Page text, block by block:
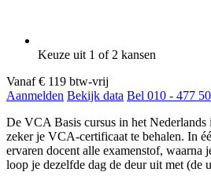
Keuze uit 1 of 2 kansen
Vanaf € 119 btw-vrij
Aanmelden Bekijk data Bel 010 - 477
De VCA Basis cursus in het Nederlands
zeker je VCA-certificaat te behalen. In
ervaren docent alle examenstof, waarna
loop je dezelfde dag de deur uit met (de